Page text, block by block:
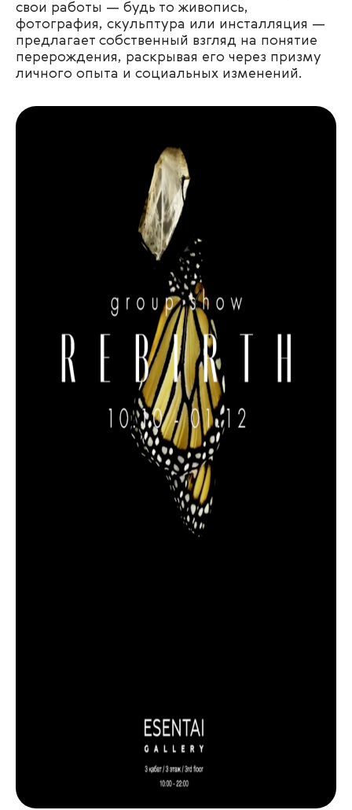
свои работы — будь то живопись,
фотография, скульптура или инсталляция —
предлагает собственный взгляд на понятие
перерождения, раскрывая его через призму
личного опыта и социальных изменений.